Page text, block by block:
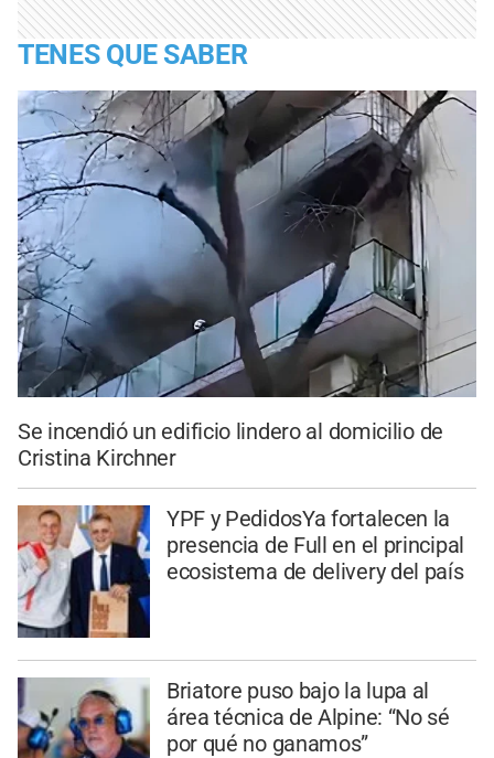
TENES QUE SABER
Se incendió un edificio lindero al domicilio de
Cristina Kirchner
YPF y PedidosYa fortalecen la
presencia de Full en el principal
ecosistema de delivery del país
Briatore puso bajo la lupa al
área técnica de Alpine: “No sé
por qué no ganamos”